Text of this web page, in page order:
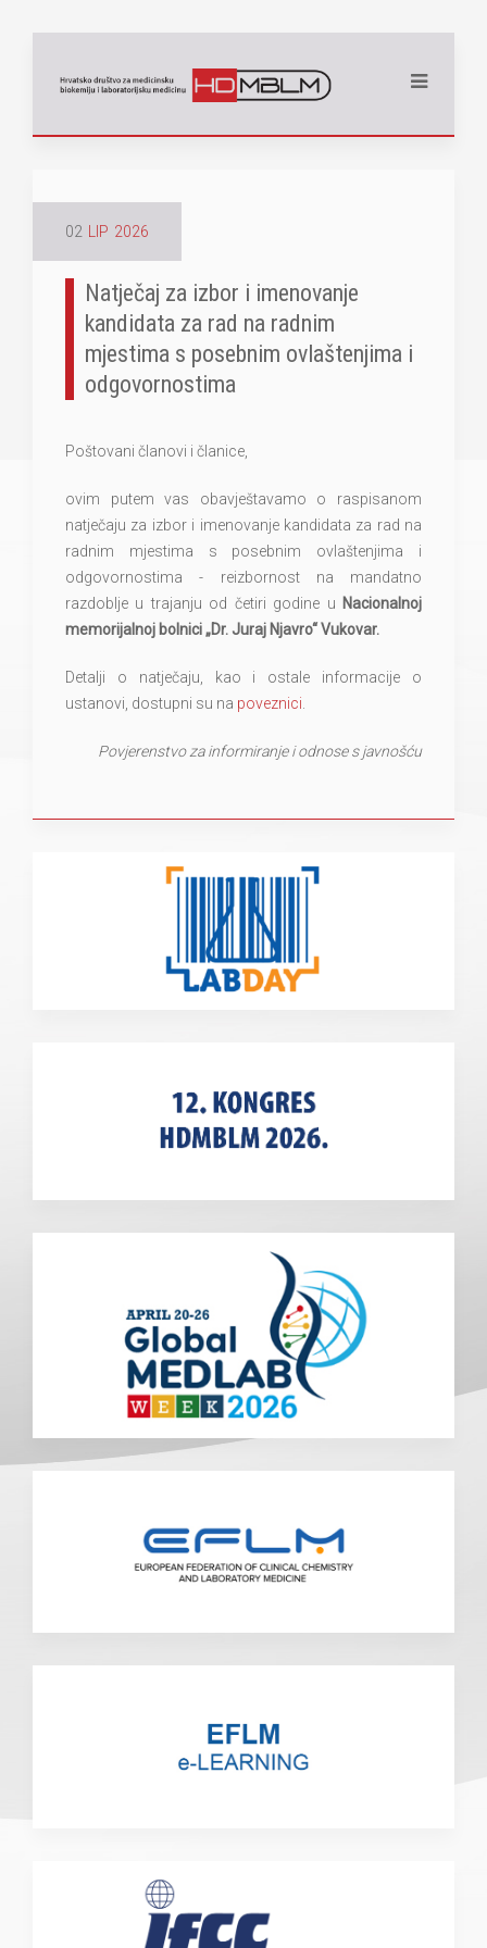
02 LIP 2026
Natječaj za izbor i imenovanje
kandidata za rad na radnim
mjestima s posebnim ovlaštenjima i
odgovornostima
Poštovani članovi i članice,
ovim putem vas obavještavamo o raspisanom
natječaju za izbor i imenovanje kandidata za rad na
radnim mjestima s posebnim ovlaštenjima i
odgovornostima - reizbornost na mandatno
razdoblje u trajanju od četiri godine u Nacionalnoj
memorijalnoj bolnici „Dr. Juraj Njavro“ Vukovar.
Detalji o natječaju, kao i ostale informacije o
ustanovi, dostupni su na poveznici
Povjerenstvo za informiranje i odnose s javnošću